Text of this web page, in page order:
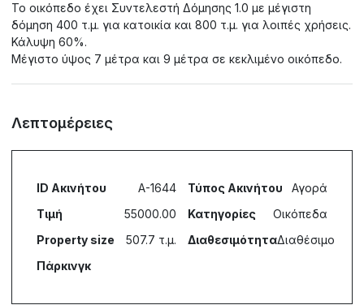
Το οικόπεδο έχει Συντελεστή Δόμησης 1.0 με μέγιστη
δόμηση 400 τ.μ. για κατοικία και 800 τ.μ. για λοιπές χρήσεις.
Κάλυψη 60%.
Μέγιστο ύψος 7 μέτρα και 9 μέτρα σε κεκλιμένο οικόπεδο.
Λεπτομέρειες
ID Ακινήτου
A-1644
Τιμή
55000.00
Property size
507.7 τ.μ.
Πάρκινγκ
Τύπος Ακινήτου
Αγορά
Κατηγορίες
Οικόπεδα
ΔιαθεσιμότηταΔιαθέσιμο